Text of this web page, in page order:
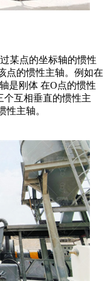
某点的坐标轴的惯性
点的惯性主轴。例如在
是刚体 在O点的惯性
个互相垂直的惯性主
性主轴。